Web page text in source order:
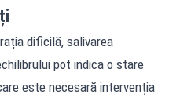
dificilă, salivarea
pot indica o stare
este necesară intervenția